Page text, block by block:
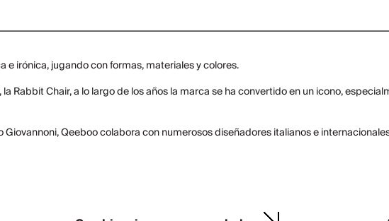
irónica, jugando con formas, materiales y colores.
Rabbit Chair, a lo largo de los años la marca se ha convertido en un icono,
Qeeboo colabora con numerosos diseñadores italianos e